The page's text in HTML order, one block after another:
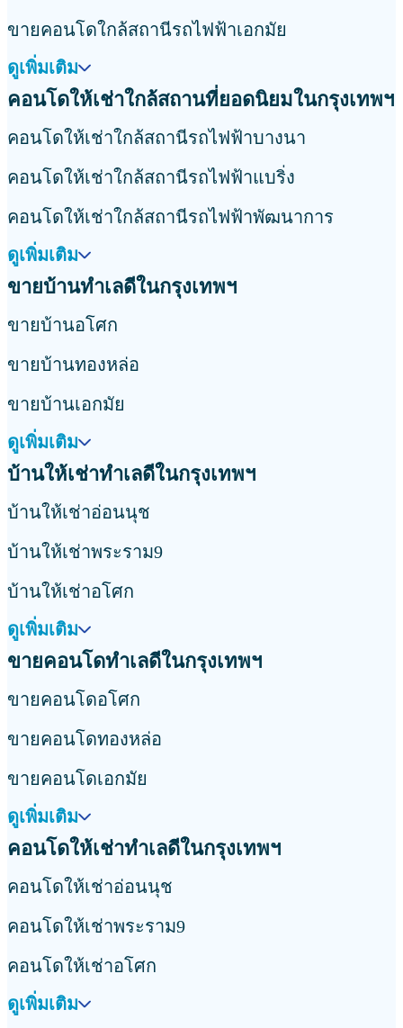
ขายคอนโดใกล้สถานีรถไฟฟ้าเอกมัย
ดูเพิ่มเติม
คอนโดให้เช่าใกล้สถานที่ยอดนิยมในกรุงเทพฯ
คอนโดให้เช่าใกล้สถานีรถไฟฟ้าบางนา
คอนโดให้เช่าใกล้สถานีรถไฟฟ้าแบริ่ง
คอนโดให้เช่าใกล้สถานีรถไฟฟ้าพัฒนาการ
ดูเพิ่มเติม
ขายบ้านทำเลดีในกรุงเทพฯ
ขายบ้านอโศก
ขายบ้านทองหล่อ
ขายบ้านเอกมัย
ดูเพิ่มเติม
บ้านให้เช่าทำเลดีในกรุงเทพฯ
บ้านให้เช่าอ่อนนุช
บ้านให้เช่าพระราม9
บ้านให้เช่าอโศก
ดูเพิ่มเติม
ขายคอนโดทำเลดีในกรุงเทพฯ
ขายคอนโดอโศก
ขายคอนโดทองหล่อ
ขายคอนโดเอกมัย
ดูเพิ่มเติม
คอนโดให้เช่าทำเลดีในกรุงเทพฯ
คอนโดให้เช่าอ่อนนุช
คอนโดให้เช่าพระราม9
คอนโดให้เช่าอโศก
ดูเพิ่มเติม